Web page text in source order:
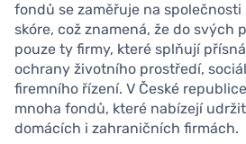
fondů se zaměřuje na společnosti
skóre, což znamená, že do svých
pouze ty firmy, které splňují
ochrany životního prostředí,
firemního řízení. V České
mnoha fondů, které nabízejí
domácích i zahraničních firmách.